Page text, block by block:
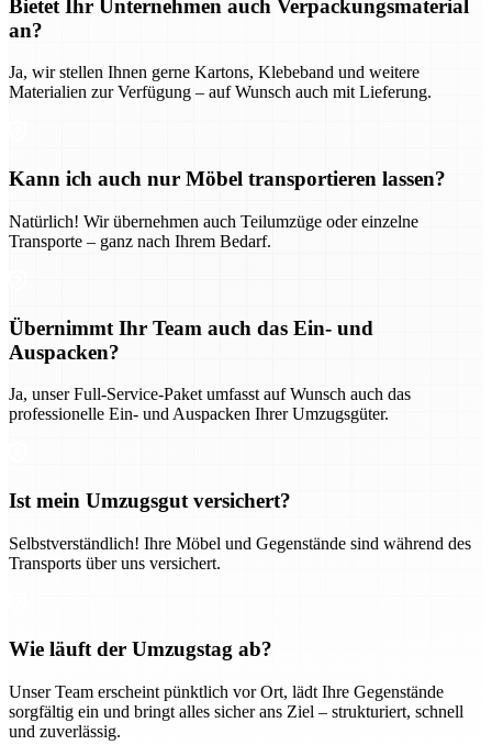
Bietet Ihr Unternehmen auch Verpackungsmaterial
an?
Ja, wir stellen Ihnen gerne Kartons, Klebeband und weitere
Materialien zur Verfügung – auf Wunsch auch mit Lieferung.
Kann ich auch nur Möbel transportieren lassen?
Natürlich! Wir übernehmen auch Teilumzüge oder einzelne
Transporte – ganz nach Ihrem Bedarf.
Übernimmt Ihr Team auch das Ein- und
Auspacken?
Ja, unser Full-Service-Paket umfasst auf Wunsch auch das
professionelle Ein- und Auspacken Ihrer Umzugsgüter.
Ist mein Umzugsgut versichert?
Selbstverständlich! Ihre Möbel und Gegenstände sind während des
Transports über uns versichert.
Wie läuft der Umzugstag ab?
Unser Team erscheint pünktlich vor Ort, lädt Ihre Gegenstände
sorgfältig ein und bringt alles sicher ans Ziel – strukturiert, schnell
und zuverlässig.